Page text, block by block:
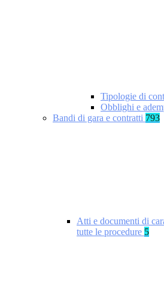
Tipologie di
Obblighi e
Bandi di gara e contratti 793
Atti e documenti di
tutte le procedure 5